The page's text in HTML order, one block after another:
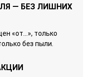
— БЕЗ ЛИШНИХ
«от…», только
без пыли.